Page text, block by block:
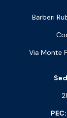
Barberi
Via Monte
PEC: